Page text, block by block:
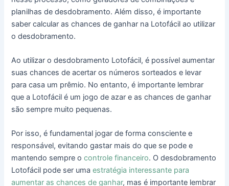
planilhas de desdobramento. Além disso, é importante
saber calcular as chances de ganhar na Lotofácil ao utilizar
o desdobramento.
Ao utilizar o desdobramento Lotofácil, é possível aumentar
suas chances de acertar os números sorteados e levar
para casa um prêmio. No entanto, é importante lembrar
que a Lotofácil é um jogo de azar e as chances de ganhar
são sempre muito pequenas.
Por isso, é fundamental jogar de forma consciente e
responsável, evitando gastar mais do que se pode e
mantendo sempre ocontrole financeiro. O desdobramento
Lotofácil pode ser umaestratégia interessante para
aumentar as chances de ganhar, mas é importante lembrar